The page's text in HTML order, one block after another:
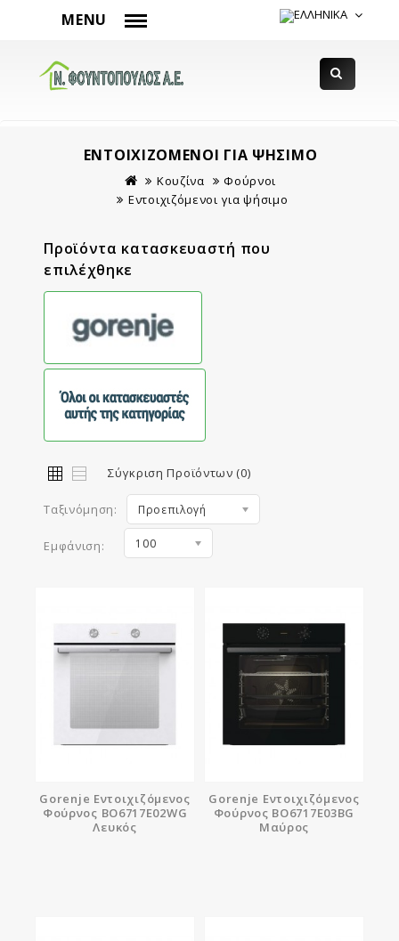
MENU
ΕΝΤΟΙΧΙΖΌΜΕΝΟΙ ΓΙΑ ΨΉΣΙΜΟ
Κουζίνα
Φούρνοι
Εντοιχιζόμενοι για ψήσιμο
Προϊόντα κατασκευαστή που
επιλέχθηκε
Σύγκριση Προϊόντων (0)
Ταξινόμηση: Προεπιλογή
Εμφάνιση: 100
Gorenje Εντοιχιζόμενος
Φούρνος BO6717E02WG
Λευκός
Gorenje Εντοιχιζόμενος
Φούρνος BO6717E03BG
Μαύρος